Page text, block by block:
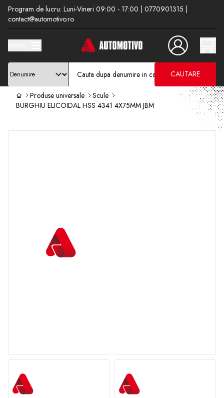
Program de lucru: Luni-Vineri 09:00 - 17:00 | 0770901315 |
contact@automotivo.ro
CAUTARE
Produse universale
Scule
BURGHIU ELICOIDAL HSS 4341 4X75MM JBM